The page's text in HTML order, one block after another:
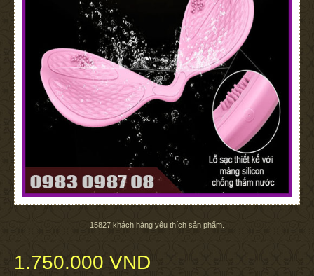
15827 khách hàng yêu thích sản phẩm.
1.750.000 VND